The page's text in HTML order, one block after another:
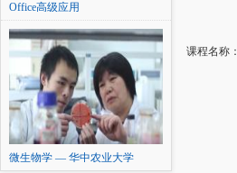
Office高级应用
微生物学 — 华中农业大学
课程名称：